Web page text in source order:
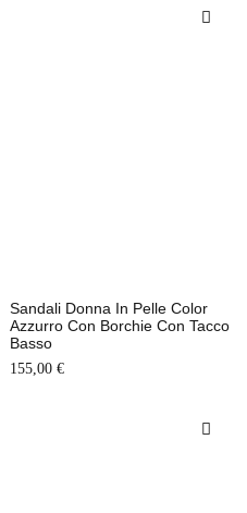
Sandali Donna In Pelle Color
Azzurro Con Borchie Con Tacco
Basso
155,00 €